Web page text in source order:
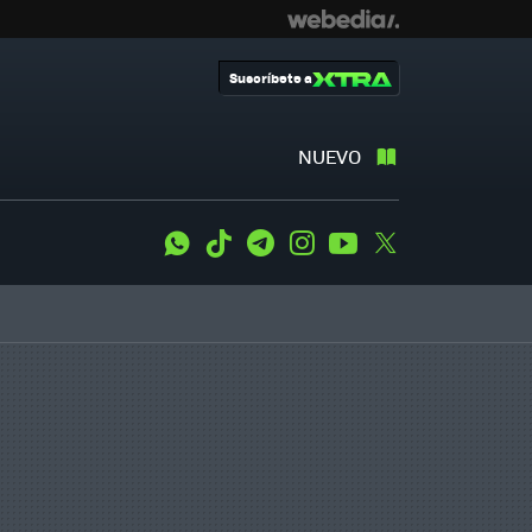
NUEVO
Suscríbete a
WhatsApp
Tiktok TelegramInstagramYoutube